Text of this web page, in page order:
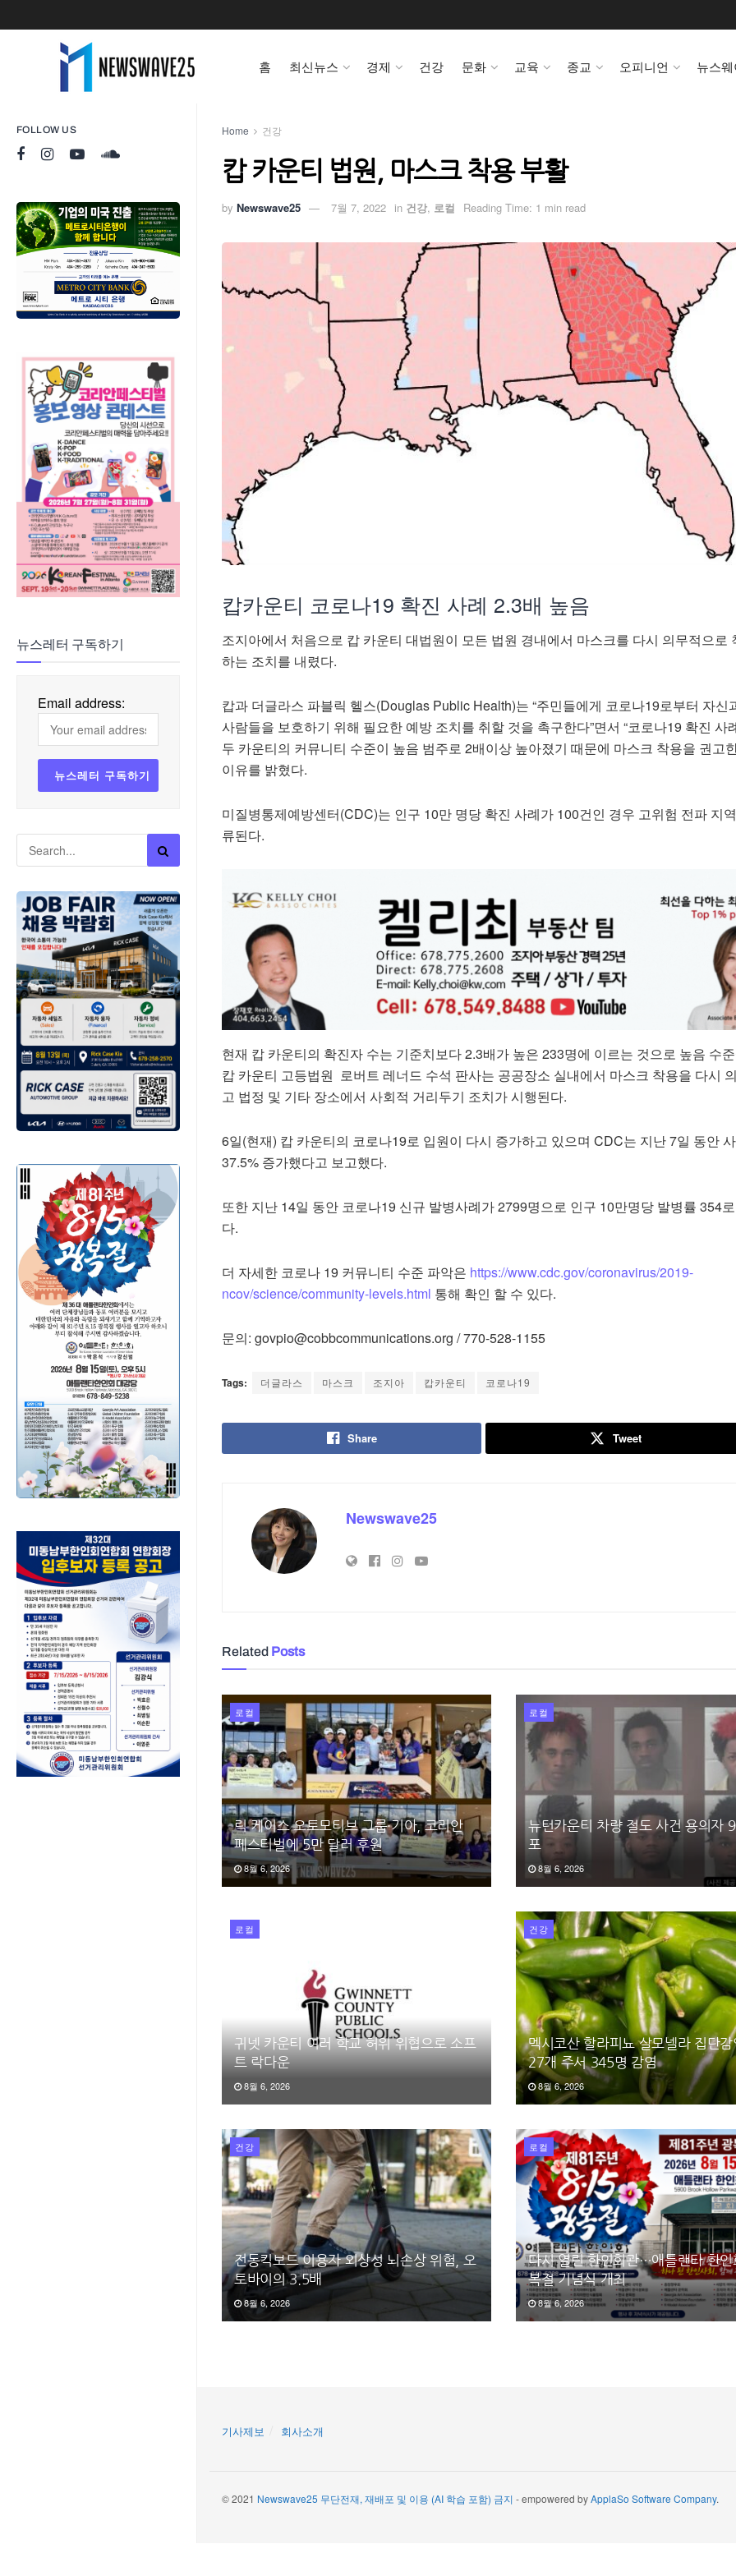
FOLLOW US
뉴스레터 구독하기
Email address:
홈 최신뉴스 경제 건강 문화 교육 종교 오피니언 뉴스
Home 건강
캅 카운티 법원, 마스크 착용 부활
by Newswave25 7월 7, 2022 in 건강, 로컬 Reading Time: 1 min read
캅카운티 코로나19 확진 사례 2.3배 높음
조지아에서 처음으로 캅 카운티 대법원이 모든 법원 경내에서 마스크를 다시 의무적으로
하는 조치를 내렸다.
캅과 더글라스 파블릭 헬스(Douglas Public Health)는 “주민들에게 코로나19로부터 자신
사람들을 보호하기 위해 필요한 예방 조치를 취할 것을 촉구한다”면서 “코로나19 확진 사
두 카운티의 커뮤니티 수준이 높음 범주로 2배이상 높아졌기 때문에 마스크 착용을 권고
이유를 밝혔다.
미질병통제예방센터(CDC)는 인구 10만 명당 확진 사례가 100건인 경우 고위험 전파 지
류된다.
현재 캅 카운티의 확진자 수는 기준치보다 2.3배가 높은 233명에 이르는 것으로 높음 수
캅 카운티 고등법원 로버트 레너드 수석 판사는 공공장소 실내에서 마스크 착용을 다시
고 법정 및 기타 장소에서 사회적 거리두기 조치가 시행된다.
6일(현재) 캅 카운티의 코로나19로 입원이 다시 증가하고 있으며 CDC는 지난 7일 동안
37.5% 증가했다고 보고했다.
또한 지난 14일 동안 코로나19 신규 발병사례가 2799명으로 인구 10만명당 발병률 354
다.
더 자세한 코로나 19 커뮤니티 수준 파악은 https://www.cdc.gov/coronavirus/2019-
ncov/science/community-levels.html 통해 확인 할 수 있다.
문의: govpio@cobbcommunications.org / 770-528-1155
Tags: 더글라스 마스크 조지아 캅카운티 코로나19
Share Tweet
Newswave25
Related Posts
로컬
릭 케이스 오토모티브 그룹·기아, 코리안
페스티벌에 5만 달러 후원
8월 6, 2026
로컬
뉴턴카운티 차량 절도 사건 용의자
포
8월 6, 2026
로컬
귀넷 카운티 여러 학교 허위 위협으로 소프
트 락다운
8월 6, 2026
건강
멕시코산 할라피뇨 살모넬라 집단
27개 주서 345명 감염
8월 6, 2026
건강
전동킥보드 이용자 외상성 뇌손상 위험, 오
토바이의 3.5배
8월 6, 2026
로컬
다시 열린 한인회관…애틀랜타 한인
복절 기념식 개최
8월 6, 2026
기사제보 회사소개
© 2021 Newswave25 무단전재, 재배포 및 이용 (AI 학습 포함) 금지 - empowered byApplaSo Software Company.